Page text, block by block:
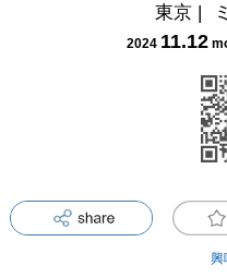
東京|
2024 11.12
興